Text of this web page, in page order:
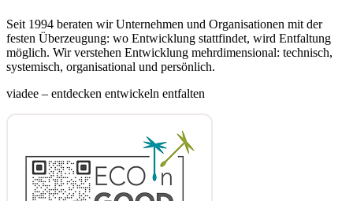
Seit 1994 beraten wir Unternehmen und Organisationen mit der
festen Überzeugung: wo Entwicklung stattfindet, wird Entfaltung
möglich. Wir verstehen Entwicklung mehrdimensional: technisch,
systemisch, organisational und persönlich.
viadee – entdecken entwickeln entfalten